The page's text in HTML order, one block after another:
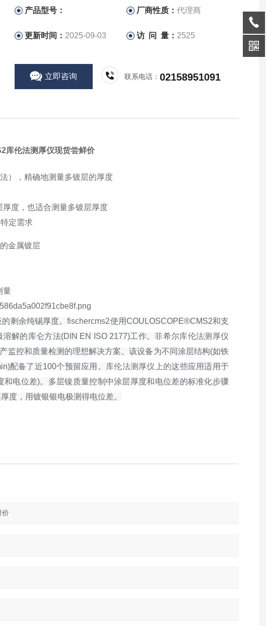
产品型号： 厂商性质：代理商
更新时间： 2025-09-03 访 问 量： 2525
立即咨询 联系电话：02158951091
库伦法测厚仪现货尝鲜价
），精确地测量多镀层的厚度
度，也适合测量多镀层厚度
定需求
金属镀层
量
剩余纯锡厚度。fischercms2使用COULOSCOPE®CMS2和支
解的库仑方法(DIN EN ISO 2177)工作。菲希尔库伦法测厚仪
监控和质量检测的理想解决方案。该设备为不同涂层结构(如铁
配备了近100个预留应用。
库伦法测厚仪上的这些应用适用于
电位差)。多层镍质量控制中涂层厚度和电位差的标准化步骤
度，用镀银银电极测得电位差。